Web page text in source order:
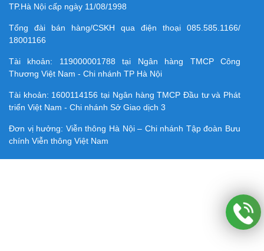
TP.Hà Nội cấp ngày 11/08/1998
Tổng đài bán hàng/CSKH qua điện thoại 085.585.1166/
18001166
Tài khoản: 119000001788 tại Ngân hàng TMCP Công
Thương Việt Nam - Chi nhánh TP Hà Nội
Tài khoản: 1600114156 tại Ngân hàng TMCP Ðầu tư và Phát
triển Việt Nam - Chi nhánh Sở Giao dịch 3
Đơn vị hưởng: Viễn thông Hà Nội – Chi nhánh Tập đoàn Bưu
chính Viễn thông Việt Nam